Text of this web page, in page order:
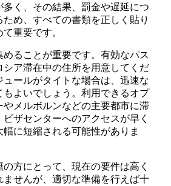
多く、その結果、罰金や遅延につ
め、すべての書類を正しく貼り
重要です。
ることが重要です。有効なパス
シア滞在中の住所を用意してくだ
ュールがタイトな場合は、迅速な
もよいでしょう。利用できるオプ
やメルボルンなどの主要都市に滞
ザセンターへのアクセスが早く
に短縮される可能性がありま
方にとって、現在の要件は高く
ませんが、適切な準備を行えば十